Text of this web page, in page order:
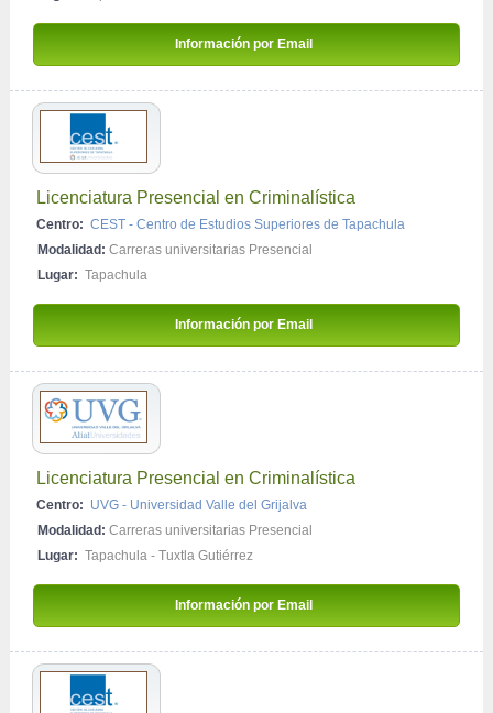
Información por Email
Licenciatura Presencial en Criminalística
Centro: CEST - Centro de Estudios Superiores de Tapachula
Modalidad: Carreras universitarias Presencial
Lugar: Tapachula
Información por Email
Licenciatura Presencial en Criminalística
Centro: UVG - Universidad Valle del Grijalva
Modalidad: Carreras universitarias Presencial
Lugar: Tapachula- Tuxtla Gutiérrez
Información por Email